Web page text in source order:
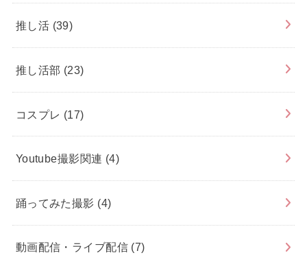
推し活 (39)
推し活部 (23)
コスプレ (17)
Youtube撮影関連 (4)
踊ってみた撮影 (4)
動画配信・ライブ配信 (7)